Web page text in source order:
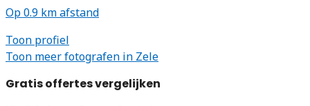
Op 0.9 km afstand
Toon profiel
Toon meer fotografen in Zele
Gratis offertes vergelijken